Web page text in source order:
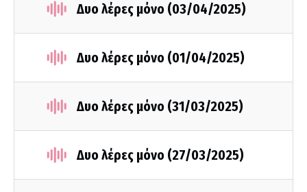
Δυο λέρες μόνο (03/04/2025)
Δυο λέρες μόνο (01/04/2025)
Δυο λέρες μόνο (31/03/2025)
Δυο λέρες μόνο (27/03/2025)